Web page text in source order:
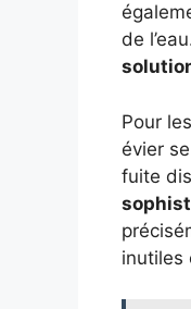
de
Pour
évier
fuite
inutiles